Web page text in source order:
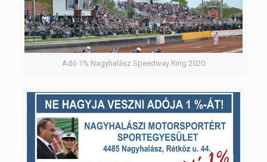
Adó 1% Nagyhalász Speedway Ring 2020